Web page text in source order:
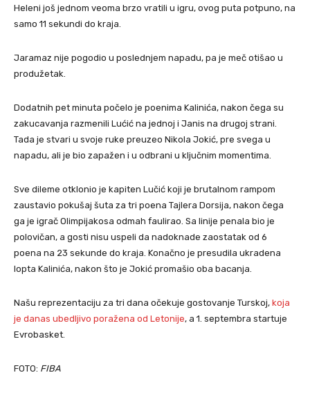
Heleni još jednom veoma brzo vratili u igru, ovog puta potpuno, na
samo 11 sekundi do kraja.
Jaramaz nije pogodio u poslednjem napadu, pa je meč otišao u
produžetak.
Dodatnih pet minuta počelo je poenima Kalinića, nakon čega su
zakucavanja razmenili Lućić na jednoj i Janis na drugoj strani.
Tada je stvari u svoje ruke preuzeo Nikola Jokić, pre svega u
napadu, ali je bio zapažen i u odbrani u ključnim momentima.
Sve dileme otklonio je kapiten Lučić koji je brutalnom rampom
zaustavio pokušaj šuta za tri poena Tajlera Dorsija, nakon čega
ga je igrač Olimpijakosa odmah faulirao. Sa linije penala bio je
polovičan, a gosti nisu uspeli da nadoknade zaostatak od 6
poena na 23 sekunde do kraja. Konačno je presudila ukradena
lopta Kalinića, nakon što je Jokić promašio oba bacanja.
Našu reprezentaciju za tri dana očekuje gostovanje Turskoj, koja
je danas ubedljivo poražena od Letonije, a 1. septembra startuje
Evrobasket.
FOTO: FIBA